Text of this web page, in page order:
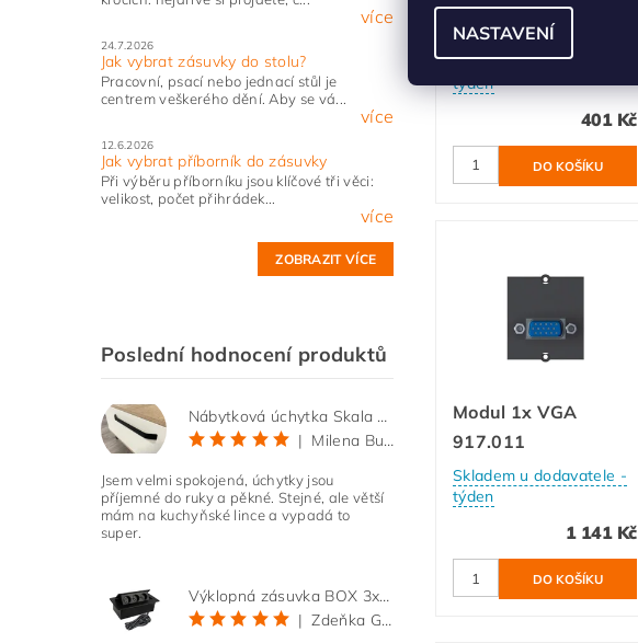
více
24.7.2026
Jak vybrat zásuvky do stolu?
Pracovní, psací nebo jednací stůl je
centrem veškerého dění. Aby se vá...
více
12.6.2026
Jak vybrat příborník do zásuvky
Při výběru příborníku jsou klíčové tři věci:
velikost, počet přihrádek...
více
ZOBRAZIT VÍCE
Poslední hodnocení produktů
Nábytková úchytka Skala černá matná
|
Milena Bučková
Jsem velmi spokojená, úchytky jsou
příjemné do ruky a pěkné. Stejné, ale větší
mám na kuchyňské lince a vypadá to
super.
Výklopná zásuvka BOX 3x 230V s 3m kabelem - černá
|
Zdeňka Gold
O11mm
Skladem u dodavatele -
týden
401 Kč
Modul 1x VGA
917.011
Skladem u dodavatele -
týden
1 141 Kč
NASTAVENÍ